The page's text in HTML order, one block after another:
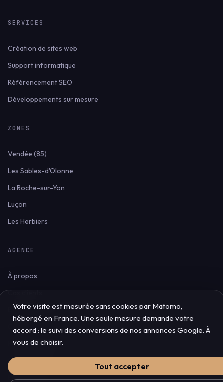
SERVICES
Création de sites web
Support informatique
Référencement SEO
Développements sur mesure
ZONES
Vendée (85)
Les Sables-d'Olonne
La Roche-sur-Yon
Luçon
Les Herbiers
AGENCE
À propos
Cas clients
Blog & ressources
Mentions légales
Confidentialité
Espace client
Votre visite est mesurée sans cookies par Matomo,
hébergé en France. Une seule mesure demande votre
accord : le suivi des conversions de nos annonces Google. À
vous de choisir.
Tout accepter